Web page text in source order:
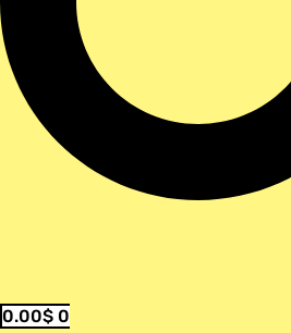
0.00$ 0